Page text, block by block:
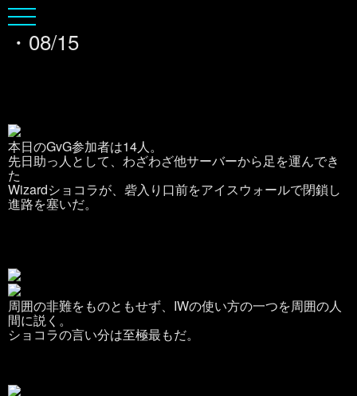
・08/15
本日のGvG参加者は14人。
先日助っ人として、わざわざ他サーバーから足を運んでき
た
Wizardショコラが、砦入り口前をアイスウォールで閉鎖し
進路を塞いだ。
周囲の非難をものともせず、IWの使い方の一つを周囲の人
間に説く。
ショコラの言い分は至極最もだ。